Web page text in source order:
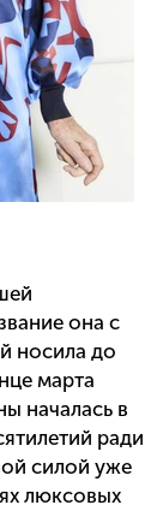
она с
носила до
марта
началась в
ради
силой уже
люксовых